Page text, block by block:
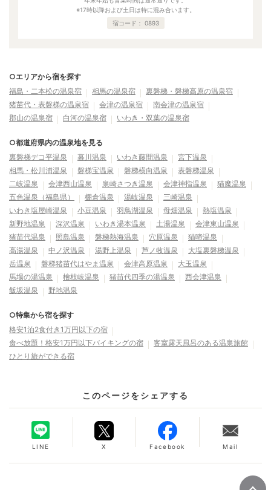
※17時以降および土日は特に混み合います。
宿コード： 0893
○エリアから宿を探す
福島・二本松の温泉宿
相馬の温泉宿
裏磐梯・磐梯高原の温泉宿
猪苗代・表磐梯の温泉宿
会津の温泉宿
南会津の温泉宿
郡山の温泉宿
白河の温泉宿 いわき・双葉の温泉宿
○都道府県内の温泉地を見る
裏磐梯デコ平温泉
幕川温泉 いわき藤間温泉
宮下温泉
相馬・松川浦温泉
磐梯宝温泉 磐梯横向温泉
表磐梯温泉
二岐温泉
会津西山温泉 泉崎さつき温泉 会津神指温泉
猫魔温泉
五色温泉（福島県）
棚倉温泉 湯岐温泉
三崎温泉
いわき塩屋崎温泉
小豆温泉 羽鳥湖温泉 母畑温泉
熱塩温泉
新野地温泉
深沢温泉 いわき湯本温泉 土湯温泉
会津東山温泉
猪苗代温泉
照島温泉 磐梯熱海温泉 穴原温泉
猫啼温泉
高湯温泉
中ノ沢温泉 湯野上温泉 芦ノ牧温泉
大塩裏磐梯温泉
岳温泉
磐梯猪苗代はやま温泉 会津高原温泉
大玉温泉
馬場の湯温泉
檜枝岐温泉 猪苗代四季の湯温泉
西会津温泉
飯坂温泉
野地温泉
○特集から宿を探す
格安1泊2食付き1万円以下の宿
食べ放題！格安1万円以下バイキングの宿
客室露天風呂のある温泉旅館
ひとり旅ができる宿
このページをシェアする
LINE X Facebook Mail